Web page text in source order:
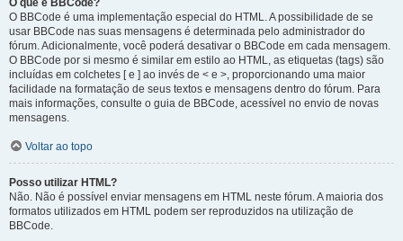
O que é BBCode?
O BBCode é uma implementação especial do HTML. A possibilidade de se
usar BBCode nas suas mensagens é determinada pelo administrador do
fórum. Adicionalmente, você poderá desativar o BBCode em cada mensagem.
O BBCode por si mesmo é similar em estilo ao HTML, as etiquetas (tags) são
incluídas em colchetes [ e ] ao invés de < e >, proporcionando uma maior
facilidade na formatação de seus textos e mensagens dentro do fórum. Para
mais informações, consulte o guia de BBCode, acessível no envio de novas
mensagens.
Voltar ao topo
Posso utilizar HTML?
Não. Não é possível enviar mensagens em HTML neste fórum. A maioria dos
formatos utilizados em HTML podem ser reproduzidos na utilização de
BBCode.